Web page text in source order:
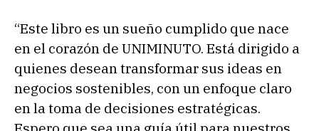
“Este libro es un sueño cumplido que nace
en el corazón de UNIMINUTO. Está dirigido a
quienes desean transformar sus ideas en
negocios sostenibles, con un enfoque claro
en la toma de decisiones estratégicas.